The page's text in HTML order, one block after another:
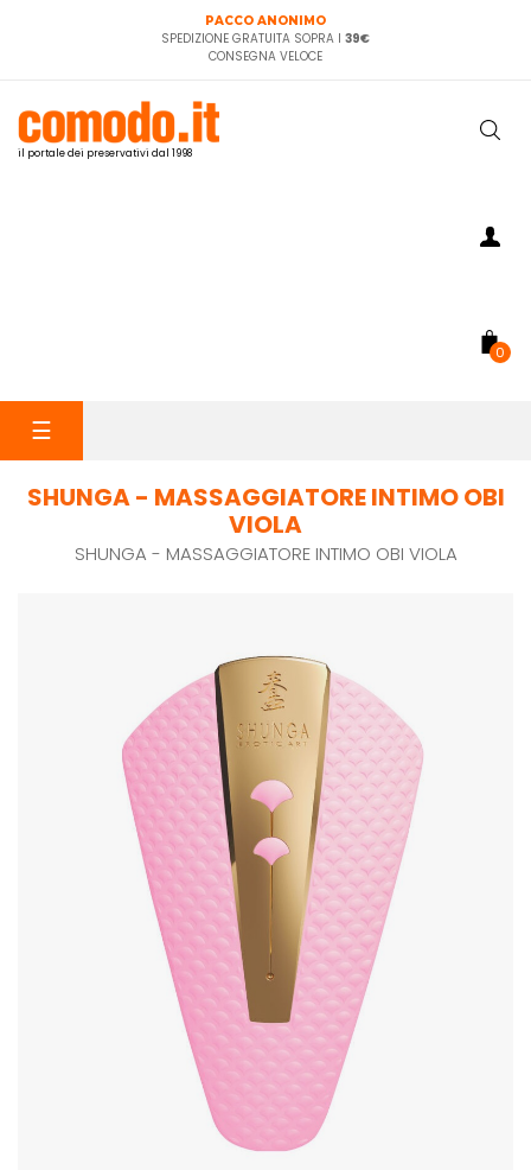
PACCO ANONIMO
SPEDIZIONE GRATUITA SOPRA I 39€
CONSEGNA VELOCE
il portale dei preservativi dal 1998
0
navigazione
☰
SHUNGA - MASSAGGIATORE INTIMO OBI
VIOLA
SHUNGA - MASSAGGIATORE INTIMO OBI VIOLA